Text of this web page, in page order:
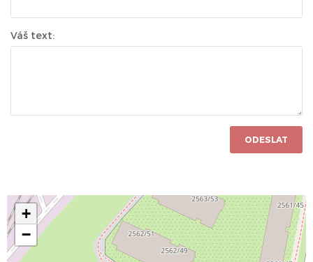
Váš text:
ODESLAT
+
−